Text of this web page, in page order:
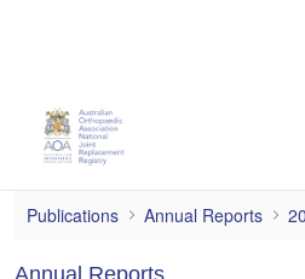
Prostheses
Publications Annual Reports
Annual Reports